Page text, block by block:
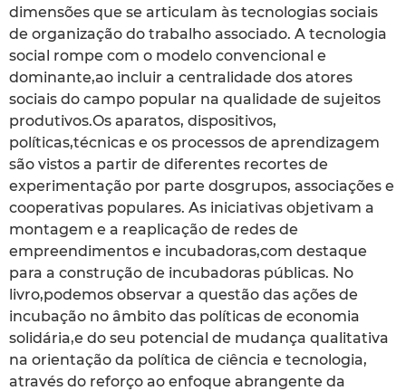
dimensões que se articulam às tecnologias sociais
de organização do trabalho associado. A tecnologia
social rompe com o modelo convencional e
dominante,ao incluir a centralidade dos atores
sociais do campo popular na qualidade de sujeitos
produtivos.Os aparatos, dispositivos,
políticas,técnicas e os processos de aprendizagem
são vistos a partir de diferentes recortes de
experimentação por parte dosgrupos, associações e
cooperativas populares. As iniciativas objetivam a
montagem e a reaplicação de redes de
empreendimentos e incubadoras,com destaque
para a construção de incubadoras públicas. No
livro,podemos observar a questão das ações de
incubação no âmbito das políticas de economia
solidária,e do seu potencial de mudança qualitativa
na orientação da política de ciência e tecnologia,
através do reforço ao enfoque abrangente da